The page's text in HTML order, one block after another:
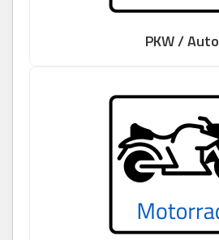
PKW / Auto